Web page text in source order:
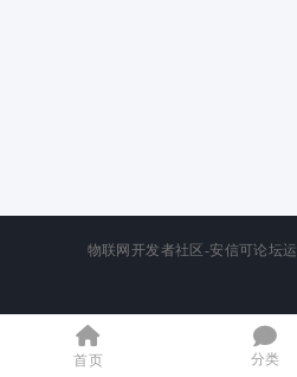
首页 分类
物联网开发者社区-安信可论坛运